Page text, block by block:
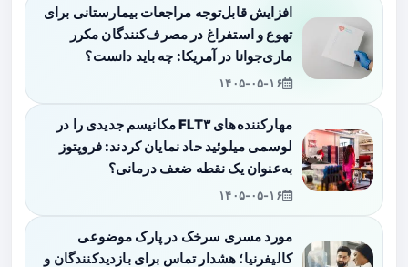
افزایش قابل‌توجه مراجعات بیمارستانی برای
تهوع و استفراغ در مصرف‌کنندگان مکرر
ماری‌جوانا در آمریکا: چه باید دانست؟
۱۴۰۵-۰۵-۱۶
مهارکننده‌های FLT۳ مکانیسم جدیدی را در
لوسمی میلوئید حاد نمایان کردند: فروپتوز
به‌عنوان یک نقطه ضعف درمانی؟
۱۴۰۵-۰۵-۱۶
مورد مسری سرخک در پارک موضوعی
کالیفرنیا؛ هشدار تماس برای بازدیدکنندگان و